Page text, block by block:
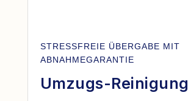
STRESSFREIE ÜBERGABE MIT
ABNAHMEGARANTIE
Umzugs-Reinigung